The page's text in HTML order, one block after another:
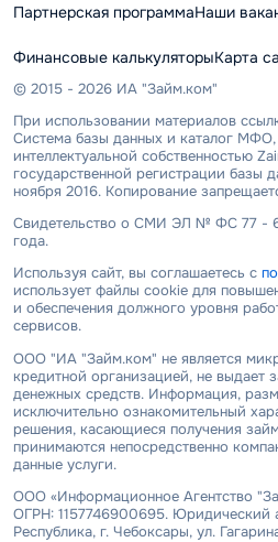
Партнерская программаНаши
Финансовые калькуляторыКарта
© 2015 - 2026 ИА "Займ.ком"
При использовании материалов
Система базы данных и каталог
интеллектуальной собственностью
государственной регистрации базы
ноября 2016. Копирование
Свидетельство о СМИ ЭЛ № ФС 77 -
года.
Используя сайт, вы соглашаетесь с
использует файлы cookie для
и обеспечения должного уровня
сервисов.
ООО "ИА "Займ.ком" не является
кредитной организацией, не выдает
денежных средств. Информация,
исключительно ознакомительный
решения, касающиеся получения
принимаются непосредственно
данные услуги.
ООО «Информационное Агентство
ОГРН: 1157746900695. Юридический
Республика, г. Чебоксары, ул.